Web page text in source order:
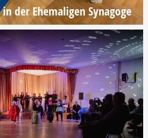
der Ehemaligen Synagoge